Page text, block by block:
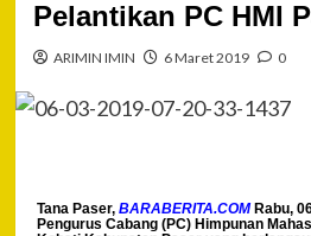
Pelantikan PC HMI
ARIMIN IMIN 6 Maret 2019 0
Tana Paser, BARABERITA.COM Rabu,
Pengurus Cabang (PC) Himpunan